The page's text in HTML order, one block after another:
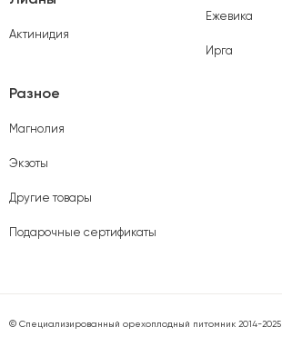
Ежевика
Ирга
Актинидия
Разное
Магнолия
Экзоты
Другие товары
Подарочные сертификаты
© Специализированный орехоплодный питомник 2014-2025